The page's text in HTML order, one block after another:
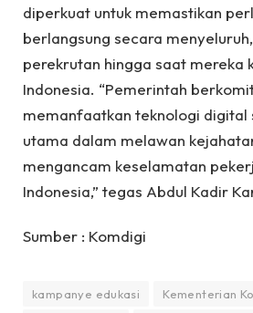
diperkuat untuk memastikan
berlangsung secara
perekrutan hingga saat mereka
Indonesia. “Pemerintah
memanfaatkan teknologi digital
utama dalam melawan
mengancam keselamatan
Indonesia,” tegas Abdul Kadir
Sumber : Komdigi
kampanye edukasi
Kementerian